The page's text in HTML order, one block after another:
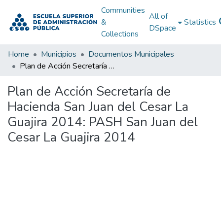
Communities
&
Collections
All of
DSpace
Statistics
Home Municipios
Documentos Municipales
Plan de Acción Secretaría de Hacienda San Juan del Cesar La Guajira 2014: PASH San Juan del Cesar La Guajira 2014
Plan de Acción Secretaría de
Hacienda San Juan del Cesar La
Guajira 2014: PASH San Juan del
Cesar La Guajira 2014